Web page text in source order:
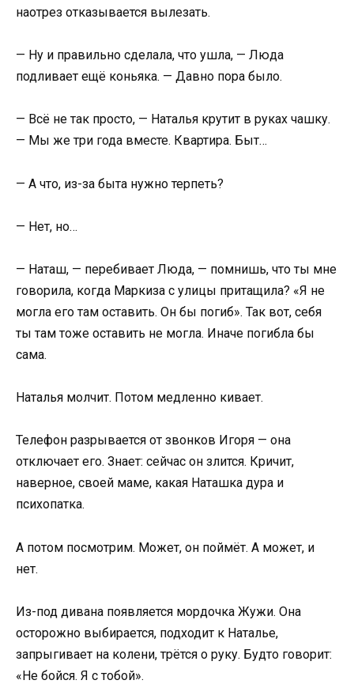
наотрез отказывается вылезать.
— Ну и правильно сделала, что ушла, — Люда
подливает ещё коньяка. — Давно пора было.
— Всё не так просто, — Наталья крутит в руках чашку.
— Мы же три года вместе. Квартира. Быт…
— А что, из-за быта нужно терпеть?
— Нет, но…
— Наташ, — перебивает Люда, — помнишь, что ты мне
говорила, когда Маркиза с улицы притащила? «Я не
могла его там оставить. Он бы погиб». Так вот, себя
ты там тоже оставить не могла. Иначе погибла бы
сама.
Наталья молчит. Потом медленно кивает.
Телефон разрывается от звонков Игоря — она
отключает его. Знает: сейчас он злится. Кричит,
наверное, своей маме, какая Наташка дура и
психопатка.
А потом посмотрим. Может, он поймёт. А может, и
нет.
Из-под дивана появляется мордочка Жужи. Она
осторожно выбирается, подходит к Наталье,
запрыгивает на колени, трётся о руку. Будто говорит:
«Не бойся. Я с тобой».